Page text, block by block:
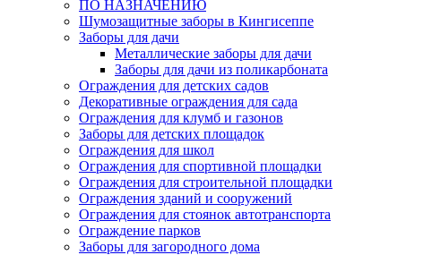
ПО НАЗНАЧЕНИЮ
Шумозащитные заборы в Кингисеппе
Заборы для дачи
Металлические заборы для дачи
Заборы для дачи из поликарбоната
Ограждения для детских садов
Декоративные ограждения для сада
Ограждения для клумб и газонов
Заборы для детских площадок
Ограждения для школ
Ограждения для спортивной площадки
Ограждения для строительной площадки
Ограждения зданий и сооружений
Ограждения для стоянок автотранспорта
Ограждение парков
Заборы для загородного дома